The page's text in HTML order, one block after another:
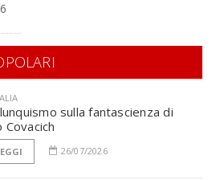
sulla fantascienza di
Covacich
26/07/2026